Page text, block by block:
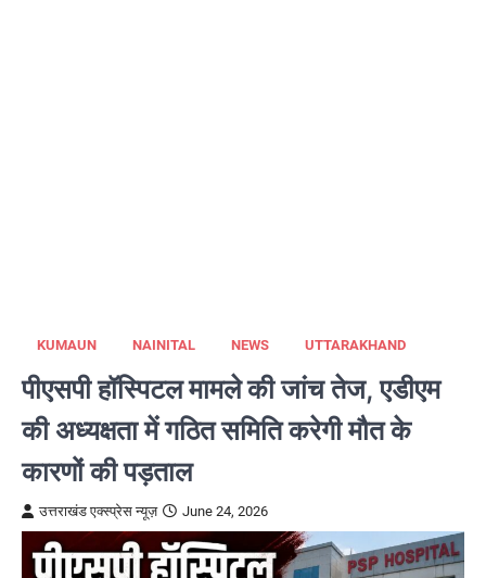
KUMAUN NAINITAL NEWS UTTARAKHAND
पीएसपी हॉस्पिटल मामले की जांच तेज, एडीएम
की अध्यक्षता में गठित समिति करेगी मौत के
कारणों की पड़ताल
उत्तराखंड एक्स्प्रेस न्यूज़ June 24, 2026